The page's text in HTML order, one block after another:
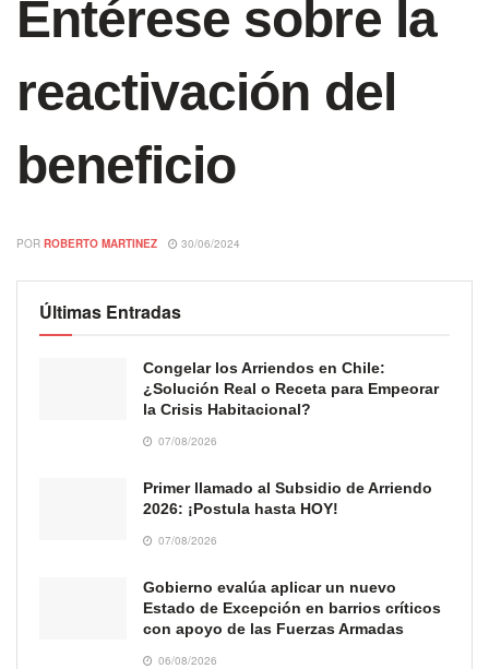
Entérese sobre la
reactivación del
beneficio
POR ROBERTO MARTINEZ 30/06/2024
Últimas Entradas
Congelar los Arriendos en Chile:
¿Solución Real o Receta para Empeorar
la Crisis Habitacional?
07/08/2026
Primer llamado al Subsidio de Arriendo
2026: ¡Postula hasta HOY!
07/08/2026
Gobierno evalúa aplicar un nuevo
Estado de Excepción en barrios críticos
con apoyo de las Fuerzas Armadas
06/08/2026